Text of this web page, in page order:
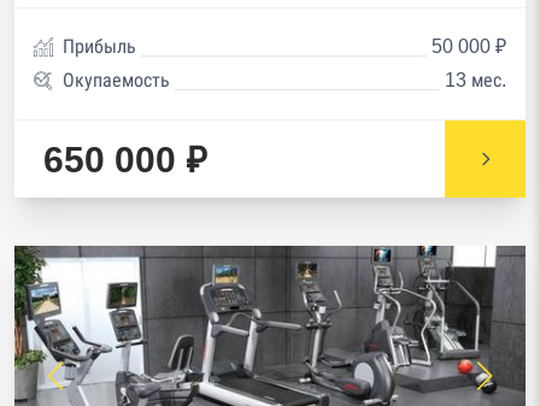
Прибыль
50 000 ₽
Окупаемость
13 мес.
650 000 ₽